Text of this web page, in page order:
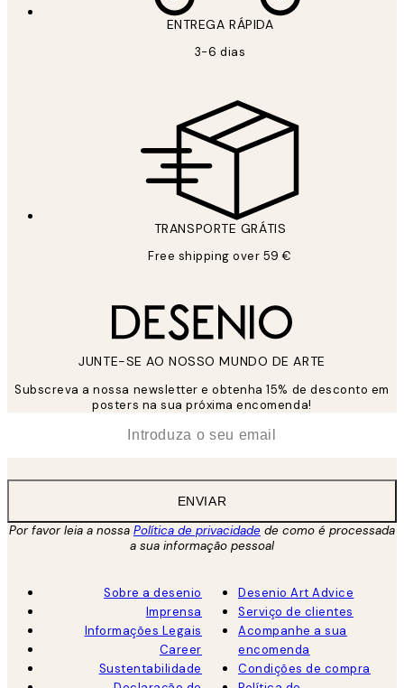
ENTREGA RÁPIDA
3-6 dias
TRANSPORTE GRÁTIS
Free shipping over 59 €
JUNTE-SE AO NOSSO MUNDO DE ARTE
Subscreva a nossa newsletter e obtenha 15% de desconto em
posters na sua próxima encomenda!
ENVIAR
Por favor leia a nossa Política de privacidade de como é processada
a sua informação pessoal
Sobre a desenio
Imprensa
Informações Legais
Career
Sustentabilidade
Desenio Art Advice
Serviço de clientes
Acompanhe a sua
encomenda
Condições de compra